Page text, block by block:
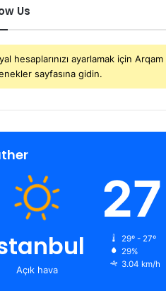
Us
hesaplarınızı ayarlamak için Arqam
sayfasına gidin.
Açık hava
27
29º - 27º
29%
3.04 km/h